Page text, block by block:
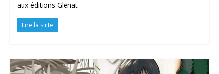
aux éditions Glénat
Lire la suite